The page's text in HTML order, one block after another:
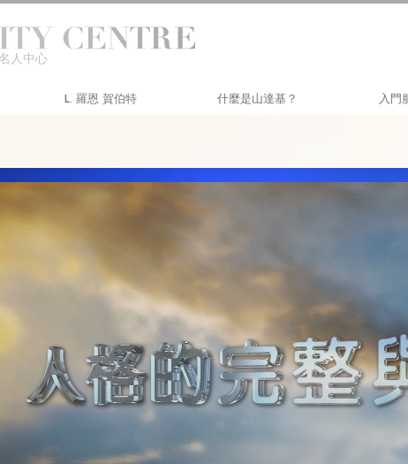
人中心
L. 羅恩 賀伯特 什麼是山達基？
教會內部
山達基的基本原則
戴尼提簡介
愛與恨：
什麼是偉大？
入門
透